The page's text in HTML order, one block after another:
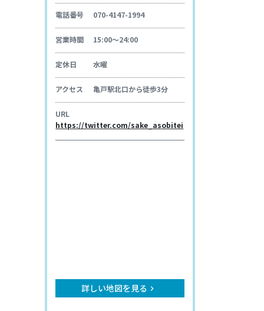
電話番号 070-4147-1994
営業時間 15:00〜24:00
定休日 水曜
アクセス 亀戸駅北口から徒歩3分
URL
https://twitter.com/sake_asobitei
詳しい地図を見る keyboard_arrow_right